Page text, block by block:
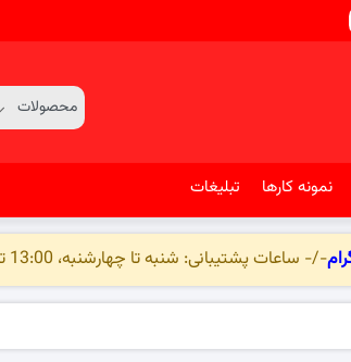
نمونه کارها تبلیغات
-/- ساعات پشتیبانی: شنبه تا چهارشنبه، 13:00 تا 01:00 -/-